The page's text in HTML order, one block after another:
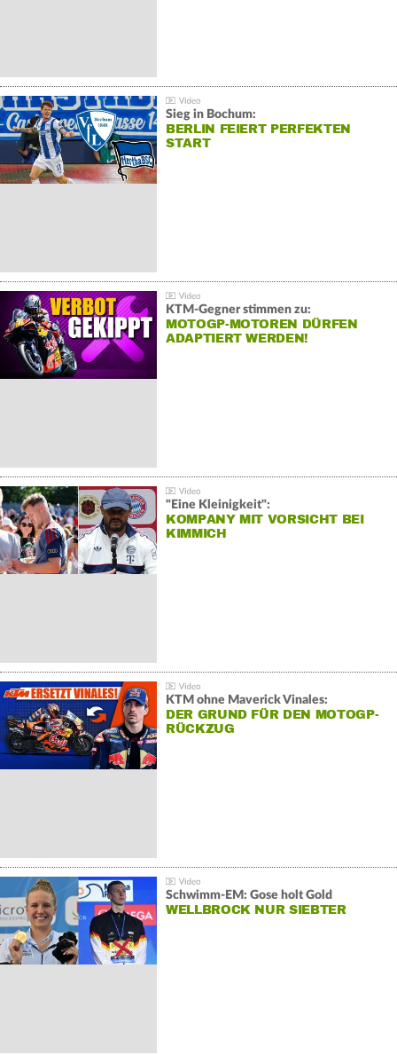
Sieg in Bochum:
BERLIN FEIERT PERFEKTEN
START
KTM-Gegner stimmen zu:
MOTOGP-MOTOREN DÜRFEN
ADAPTIERT WERDEN!
"Eine Kleinigkeit":
KOMPANY MIT VORSICHT BEI
KIMMICH
KTM ohne Maverick Vinales:
DER GRUND FÜR DEN MOTOGP-
RÜCKZUG
Schwimm-EM: Gose holt Gold
WELLBROCK NUR SIEBTER